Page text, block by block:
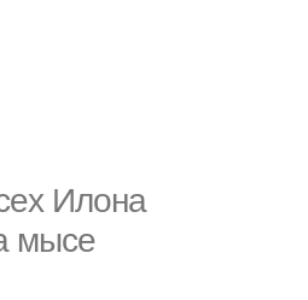
Илона
мысе